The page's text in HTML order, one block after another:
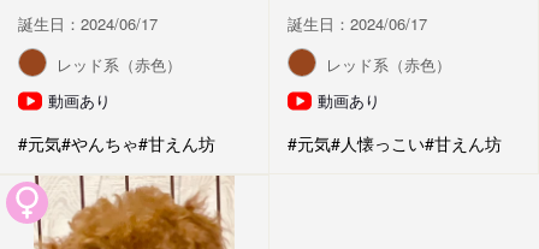
誕生日：2024/06/17
レッド系（赤色）
動画あり
#元気#やんちゃ#甘えん坊
誕生日：2024/06/17
レッド系（赤色）
動画あり
#元気#人懐っこい#甘えん坊